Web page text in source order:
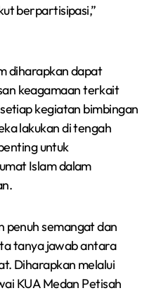
berpartisipasi,”
diharapkan dapat
keagamaan terkait
kegiatan bimbingan
lakukan di tengah
untuk
Islam dalam
penuh semangat dan
tanya jawab antara
Diharapkan melalui
KUA Medan Petisah